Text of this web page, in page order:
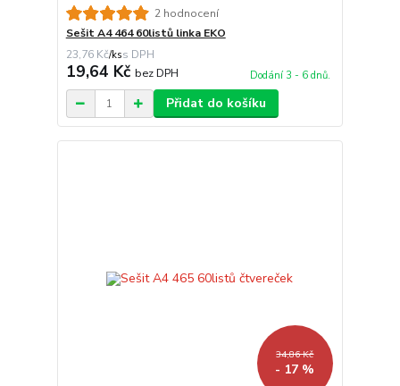
2 hodnocení
Sešit A4 464 60listů linka EKO
23,76 Kč/ks
19,64 Kč bez DPH Dodání 3 - 6 dnů.
Přidat do košíku
34,86 Kč
- 17 %